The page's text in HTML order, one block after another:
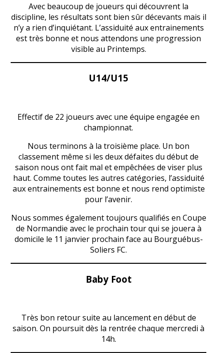
Avec beaucoup de joueurs qui découvrent la
discipline, les résultats sont bien sûr décevants mais il
n’y a rien d’inquiétant. L’assiduité aux entrainements
est très bonne et nous attendons une progression
visible au Printemps.
U14/U15
Effectif de 22 joueurs avec une équipe engagée en
championnat.
Nous terminons à la troisième place. Un bon
classement même si les deux défaites du début de
saison nous ont fait mal et empêchées de viser plus
haut. Comme toutes les autres catégories, l’assiduité
aux entrainements est bonne et nous rend optimiste
pour l’avenir.
Nous sommes également toujours qualifiés en Coupe
de Normandie avec le prochain tour qui se jouera à
domicile le 11 janvier prochain face au Bourguébus-
Soliers FC.
Baby Foot
Très bon retour suite au lancement en début de
saison. On poursuit dès la rentrée chaque mercredi à
14h.